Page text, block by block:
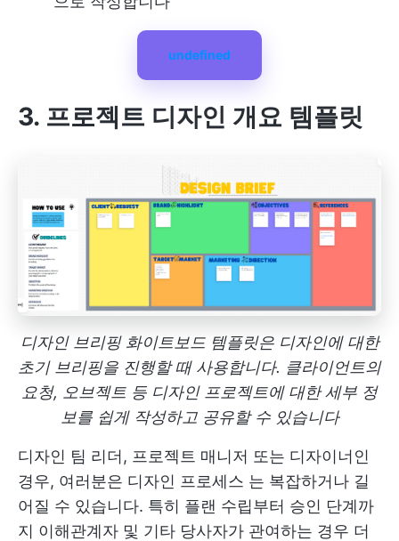
undefined
3. 프로젝트 디자인 개요 템플릿
디자인 브리핑 화이트보드 템플릿은 디자인에 대한
초기 브리핑을 진행할 때 사용합니다. 클라이언트의
요청, 오브젝트 등 디자인 프로젝트에 대한 세부 정
보를 쉽게 작성하고 공유할 수 있습니다
디자인 팀 리더, 프로젝트 매니저 또는 디자이너인
경우, 여러분은 디자인 프로세스 는 복잡하거나 길
어질 수 있습니다. 특히 플랜 수립부터 승인 단계까
지 이해관계자 및 기타 당사자가 관여하는 경우 더